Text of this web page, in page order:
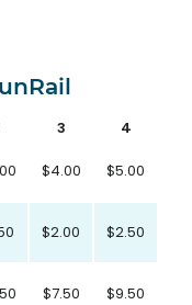
rive
nan
3 4
$4.00 $5.00
$2.00 $2.50
$7.50 $9.50